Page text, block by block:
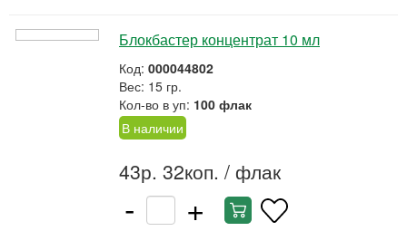
Блокбастер концентрат 10 мл
Код: 000044802
Вес: 15 гр.
Кол-во в уп: 100 флак
В наличии
43р. 32коп. / флак
- +